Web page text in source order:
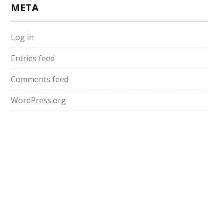
META
Log in
Entries feed
Comments feed
WordPress.org